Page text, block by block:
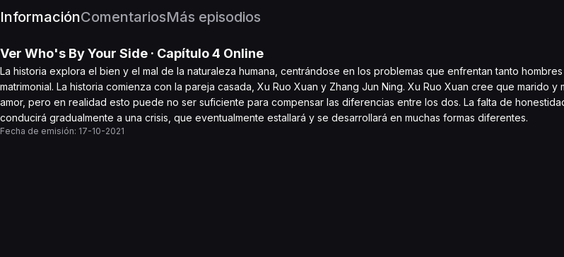
InformaciónComentariosMás episodios
Ver Who's By Your Side · Capítulo4 Online
La historia explora el bien y el mal de la naturaleza humana, centrándose en los problemas que enfrentan tanto
matrimonial. La historia comienza con la pareja casada, Xu Ruo Xuan y Zhang Jun Ning. Xu Ruo Xuan cree que marido y
amor, pero en realidad esto puede no ser suficiente para compensar las diferencias entre los dos. La falta de
conducirá gradualmente a una crisis, que eventualmente estallará y se desarrollará en muchas formas diferentes.
Fecha de emisión: 17-10-2021